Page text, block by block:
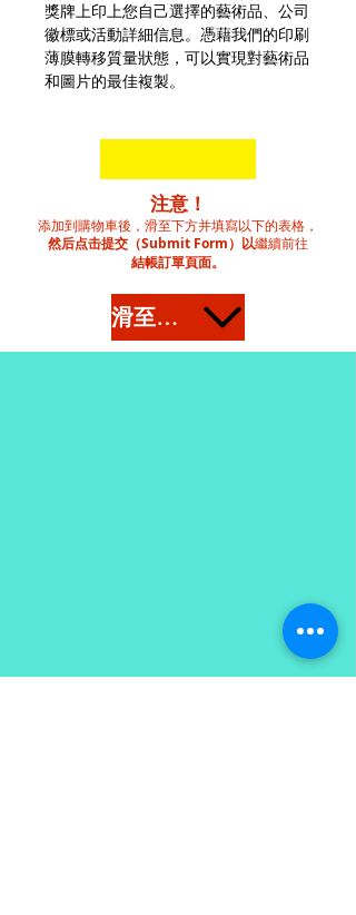
獎牌上印上您自己選擇的藝術品、公司
徽標或活動詳細信息。憑藉我們的印刷
薄膜轉移質量狀態，可以實現對藝術品
和圖片的最佳複製。
注意！
添加到購物車後，滑至下方并填寫以下的表格，
然后点击提交（Submit Form）以繼續前往
結帳訂單頁面。
滑至下方